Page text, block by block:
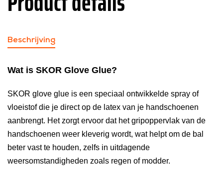
Beschrijving
Wat is SKOR Glove Glue?
SKOR glove glue is een speciaal ontwikkelde spray of
vloeistof die je direct op de latex van je handschoenen
aanbrengt. Het zorgt ervoor dat het gripoppervlak van de
handschoenen weer kleverig wordt, wat helpt om de bal
beter vast te houden, zelfs in uitdagende
weersomstandigheden zoals regen of modder.